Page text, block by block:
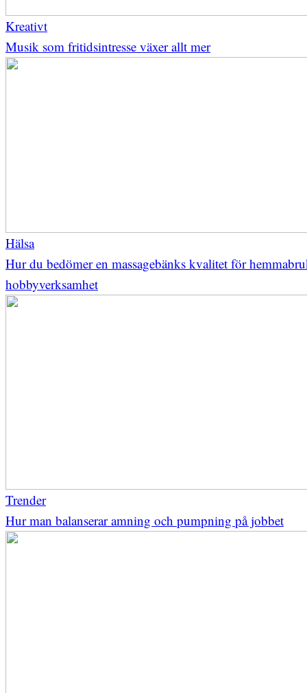
Kreativt
Musik som fritidsintresse växer allt mer
Hälsa
Hur du bedömer en massagebänks kvalitet för
hobbyverksamhet
Trender
Hur man balanserar amning och pumpning på jobbet